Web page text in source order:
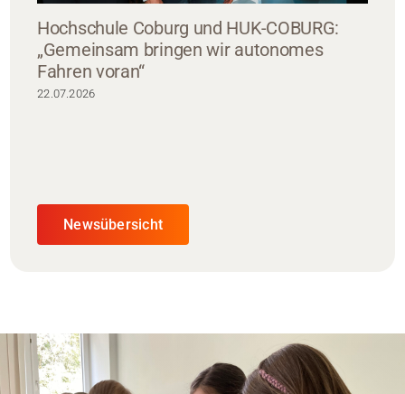
Hochschule Coburg und HUK-COBURG:
„Gemeinsam bringen wir autonomes
Fahren voran“
22.07.2026
Newsübersicht